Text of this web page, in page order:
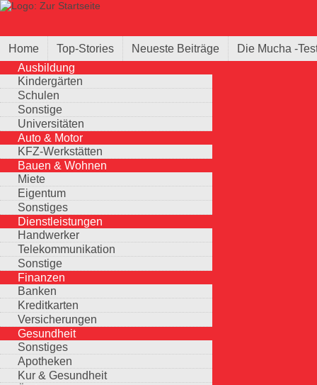
Direkt zum Inhalt
Home Top-Stories Neueste Beiträge
Die Mucha -
Ausbildung
Kindergärten
Schulen
Sonstige
Universitäten
Auto & Motor
KFZ-Werkstätten
Bauen & Wohnen
Miete
Eigentum
Sonstiges
Dienstleistungen
Handwerker
Telekommunikation
Sonstige
Finanzen
Banken
Kreditkarten
Versicherungen
Gesundheit
Sonstiges
Apotheken
Kur & Gesundheit